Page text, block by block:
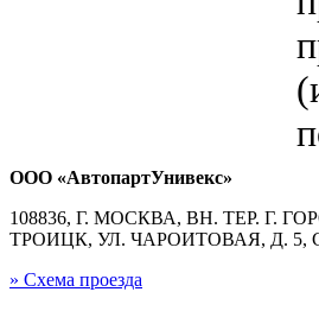
ООО «АвтопартУнивекс»
108836, Г. МОСКВА, ВН. ТЕР. Г.
ТРОИЦК, УЛ. ЧАРОИТОВАЯ, Д. 5,
» Схема проезда